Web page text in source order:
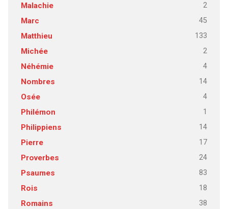
Malachie 2
Marc 45
Matthieu 133
Michée 2
Néhémie 4
Nombres 14
Osée 4
Philémon 1
Philippiens 14
Pierre 17
Proverbes 24
Psaumes 83
Rois 18
Romains 38